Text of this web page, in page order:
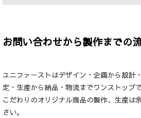
お問い合わせから製作までの
ユニファーストはデザイン・企画から設計
定・生産から納品・物流までワンストップ
こだわりのオリジナル商品の製作、生産は
さい。